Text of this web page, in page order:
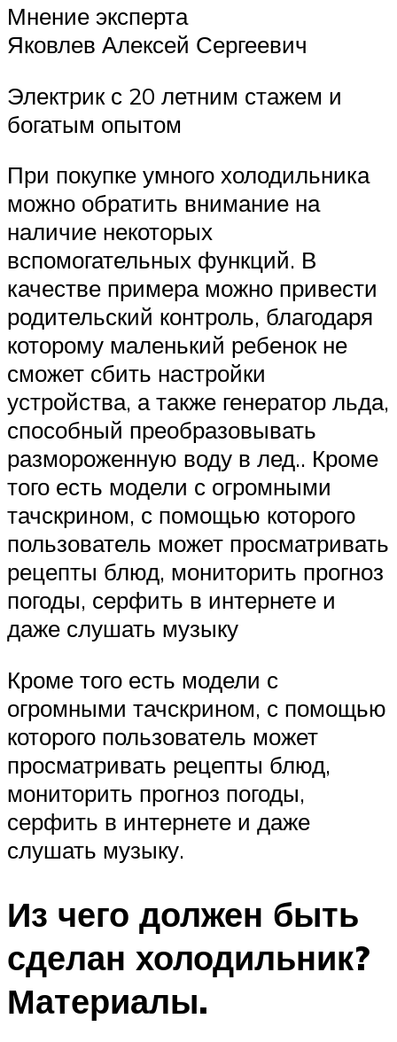
Мнение эксперта
Яковлев Алексей Сергеевич
Электрик с 20 летним стажем и
богатым опытом
При покупке умного холодильника
можно обратить внимание на
наличие некоторых
вспомогательных функций. В
качестве примера можно привести
родительский контроль, благодаря
которому маленький ребенок не
сможет сбить настройки
устройства, а также генератор льда,
способный преобразовывать
размороженную воду в лед.. Кроме
того есть модели с огромными
тачскрином, с помощью которого
пользователь может просматривать
рецепты блюд, мониторить прогноз
погоды, серфить в интернете и
даже слушать музыку
Кроме того есть модели с
огромными тачскрином, с помощью
которого пользователь может
просматривать рецепты блюд,
мониторить прогноз погоды,
серфить в интернете и даже
слушать музыку.
Из чего должен быть
сделан холодильник?
Материалы.